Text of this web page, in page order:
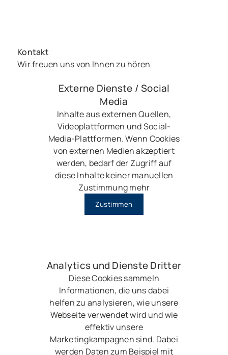
Kontakt
Wir freuen uns von Ihnen zu hören
Externe Dienste / Social
Media
Inhalte aus externen Quellen,
Videoplattformen und Social-
Media-Plattformen. Wenn Cookies
von externen Medien akzeptiert
werden, bedarf der Zugriff auf
diese Inhalte keiner manuellen
Zustimmung mehr
Zustimmen
Analytics und Dienste Dritter
Diese Cookies sammeln
Informationen, die uns dabei
helfen zu analysieren, wie unsere
Webseite verwendet wird und wie
effektiv unsere
Marketingkampagnen sind. Dabei
werden Daten zum Beispiel mit